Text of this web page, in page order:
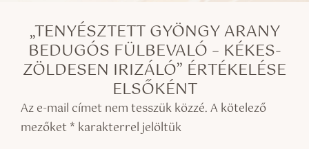
„TENYÉSZTETT GYÖNGY ARANY
BEDUGÓS FÜLBEVALÓ – KÉKES-
ZÖLDESEN IRIZÁLÓ” ÉRTÉKELÉSE
ELSŐKÉNT
Az e-mail címet nem tesszük közzé.A kötelező
mezőket * karakterrel jelöltük